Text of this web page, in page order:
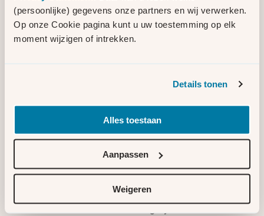
(persoonlijke) gegevens onze partners en wij verwerken.
Op onze Cookie pagina kunt u uw toestemming op elk
moment wijzigen of intrekken.
Details tonen
Alles toestaan
Aanpassen
Weigeren
huidige aansluiting mogelijk is en hierover
in gesprek te gaan met een installateur.
“De
helaas onder druk. Er zijn plekken in
Nederland waar het stroomnet knelt en
waar we klanten niet direct kunnen helpen.
Bijvoorbeeld omdat we eerst dikkere kabels
in de grond moeten leggen of een
vinden we heel vervelend. We doen er alles